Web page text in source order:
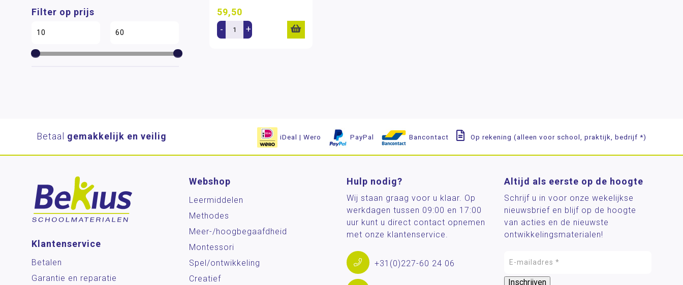
Filter op prijs 59,50
- +
Betaal gemakkelijk en veilig iDeal | Wero PayPal Bancontact Op rekening (alleen voor school, praktijk, bedrijf *)
Klantenservice
Betalen
Garantie en reparatie
Webshop
Leermiddelen
Methodes
Meer-/hoog­begaafdheid
Montessori
Spel/ontwikkeling
Creatief
Hulp nodig?
Wij staan graag voor u klaar. Op
werkdagen tussen 09:00 en 17:00
uur kunt u direct contact opnemen
met onze klantenservice.
+31(0)227-60 24 06
Altijd als eerste op de hoogte
Schrijf u in voor onze wekelijkse
nieuwsbrief en blijf op de hoogte
van acties en de nieuwste
ontwikkelingsmaterialen!